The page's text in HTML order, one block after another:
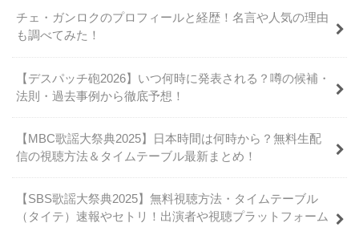
チェ・ガンロクのプロフィールと経歴！名言や人気の理由
も調べてみた！
【デスパッチ砲2026】いつ何時に発表される？噂の候補・
法則・過去事例から徹底予想！
【MBC歌謡大祭典2025】日本時間は何時から？無料生配
信の視聴方法＆タイムテーブル最新まとめ！
【SBS歌謡大祭典2025】無料視聴方法・タイムテーブル
（タイテ）速報やセトリ！出演者や視聴プラットフォーム